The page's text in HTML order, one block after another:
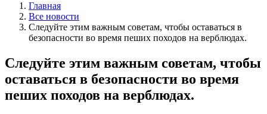
Главная
Все новости
Следуйте этим важным советам, чтобы оставаться в
безопасности во время пеших походов на верблюдах.
Следуйте этим важным советам, чтобы
оставаться в безопасности во время
пеших походов на верблюдах.